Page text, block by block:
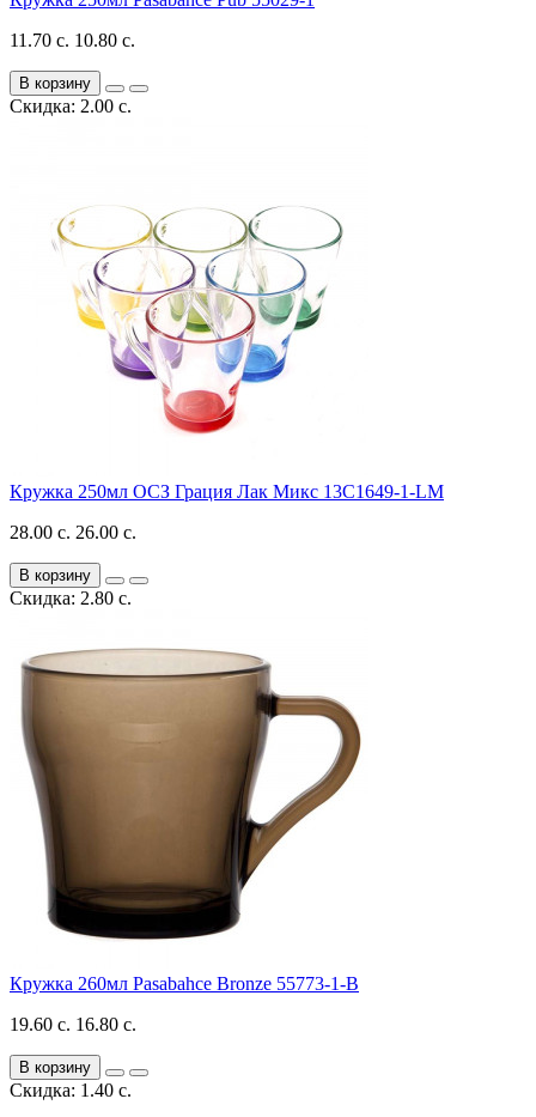
11.70 с. 10.80 с.
В корзину
Скидка: 2.00 с.
Кружка 250мл ОСЗ Грация Лак Микс 13C1649-1-LM
28.00 с. 26.00 с.
В корзину
Скидка: 2.80 с.
Кружка 260мл Pasabahce Bronze 55773-1-B
19.60 с. 16.80 с.
В корзину
Скидка: 1.40 с.